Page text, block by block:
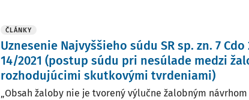
ČLÁNKY
Uznesenie Najvyššieho súdu SR sp. zn. 7 Cdo
14/2021 (postup súdu pri nesúlade medzi
rozhodujúcimi skutkovými tvrdeniami)
„Obsah žaloby nie je tvorený výlučne žalobným